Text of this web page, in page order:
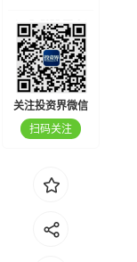
关注投资界微信
扫码关注